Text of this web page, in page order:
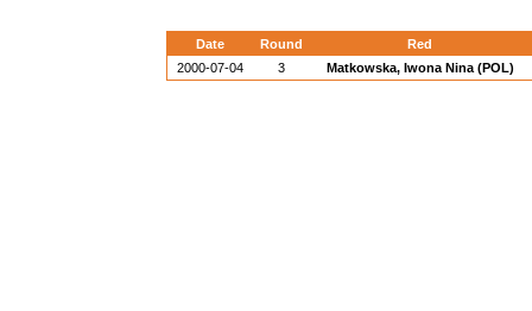
Date Round
Red
2000-07-04
3 Matkowska, Iwona Nina (POL)